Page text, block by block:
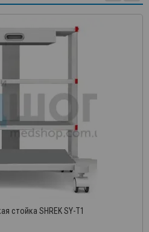
стойка SHREK SY-T1